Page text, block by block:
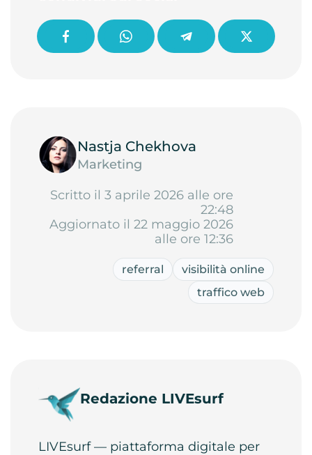
Nastja Chekhova
Marketing
Scritto il 3 aprile 2026 alle ore
22:48
Aggiornato il 22 maggio 2026
alle ore 12:36
referral
visibilità online
traffico web
Redazione LIVEsurf
LIVEsurf — piattaforma digitale per